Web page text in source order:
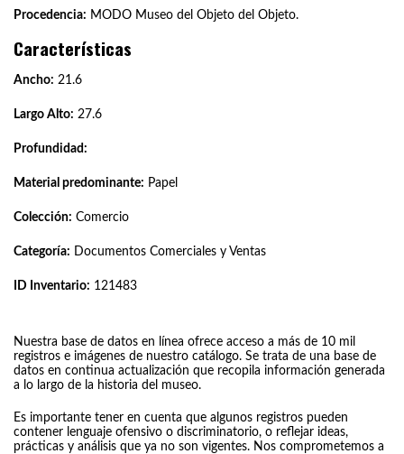
Procedencia: MODO Museo del Objeto del Objeto.
Características
Ancho: 21.6
Largo Alto: 27.6
Profundidad:
Material predominante: Papel
Colección: Comercio
Categoría: Documentos Comerciales y Ventas
ID Inventario: 121483
Nuestra base de datos en línea ofrece acceso a más de 10 mil
registros e imágenes de nuestro catálogo. Se trata de una base de
datos en continua actualización que recopila información generada
a lo largo de la historia del museo.
Es importante tener en cuenta que algunos registros pueden
contener lenguaje ofensivo o discriminatorio, o reflejar ideas,
prácticas y análisis que ya no son vigentes. Nos comprometemos a